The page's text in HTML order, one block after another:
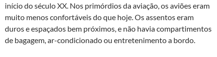
início do século XX. Nos primórdios da aviação, os aviões eram
muito menos confortáveis do que hoje. Os assentos eram
duros e espaçados bem próximos, e não havia compartimentos
de bagagem, ar-condicionado ou entretenimento a bordo.